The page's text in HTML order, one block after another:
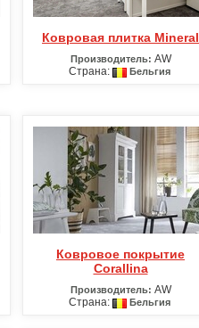
Ковровая плитка Mineral
Производитель: AW
Страна:
Бельгия
Ковровое покрытие
Corallina
Производитель: AW
Страна:
Бельгия